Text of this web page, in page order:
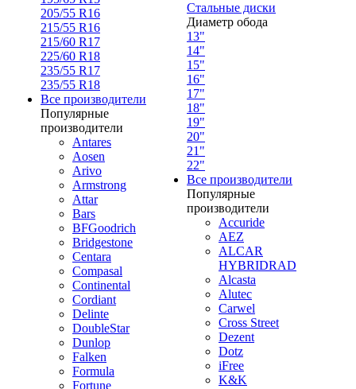
205/55 R16
215/55 R16
215/60 R17
225/60 R18
235/55 R17
235/55 R18
Все производители
Популярные
производители
Antares
Aosen
Arivo
Armstrong
Attar
Bars
BFGoodrich
Bridgestone
Centara
Compasal
Continental
Cordiant
Delinte
DoubleStar
Dunlop
Falken
Formula
Fortune
Стальные диски
Диаметр обода
13"
14"
15"
16"
17"
18"
19"
20"
21"
22"
Все производители
Популярные
производители
Accuride
AEZ
ALCAR
HYBRIDRAD
Alcasta
Alutec
Carwel
Cross Street
Dezent
Dotz
iFree
K&K